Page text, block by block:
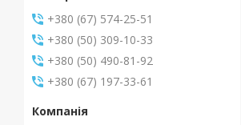
+380 (67) 574-25-51
+380 (50) 309-10-33
+380 (50) 490-81-92
+380 (67) 197-33-61